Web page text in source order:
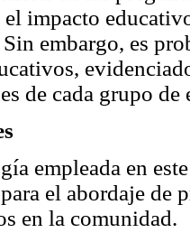
impacto
embargo, es
de cada grupo
empleada en
el abordaje de
en la comunidad.